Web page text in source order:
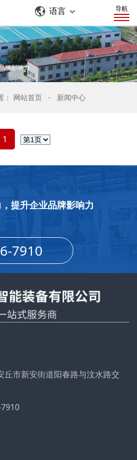
语言 导航
牌影响力
： 网站首页 - 新闻中心
1
提升企业品牌影响力
7910
丘市新安街道阳春路与汶水路交